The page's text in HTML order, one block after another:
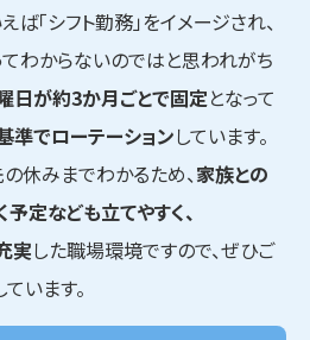
「シフト勤務」をイメージされ、
わからないのではと思われがち
日が約3か月ごとで固定となって
準でローテーションしています。
休みまでわかるため、家族との
定なども立てやすく、
実した職場環境ですので、ぜひご
います。